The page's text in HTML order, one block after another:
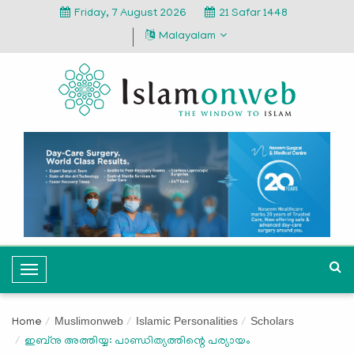
Friday, 7 August 2026
21 Safar 1448
Malayalam
T
o
g
l
Home Muslimonweb Islamic Personalities Scholars
ഇബ്നു അത്തിയ്യ: പാണ്ഡിത്യത്തിന്റെ പര്യായം